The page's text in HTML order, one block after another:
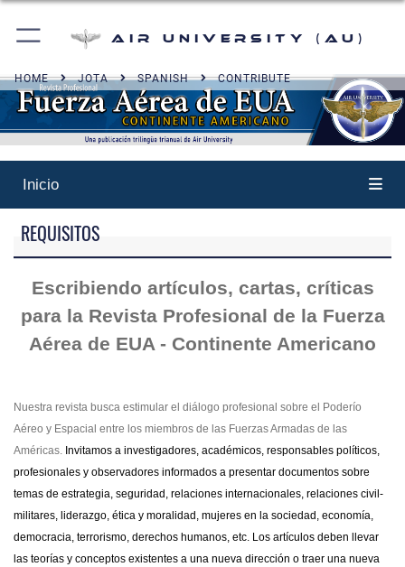
Air University (AU)
HOME JOTA SPANISH CONTRIBUTE
Inicio
REQUISITOS
Escribiendo artículos, cartas, críticas
para la Revista Profesional de la Fuerza
Aérea de EUA - Continente Americano
Nuestra revista busca estimular el diálogo profesional sobre el Poderío
Aéreo y Espacial entre los miembros de las Fuerzas Armadas de las
Américas. Invitamos a investigadores, académicos, responsables políticos,
profesionales y observadores informados a presentar documentos sobre
temas de estrategia, seguridad, relaciones internacionales, relaciones civil-
militares, liderazgo, ética y moralidad, mujeres en la sociedad, economía,
democracia, terrorismo, derechos humanos, etc. Los artículos deben llevar
las teorías y conceptos existentes a una nueva dirección o traer una nueva